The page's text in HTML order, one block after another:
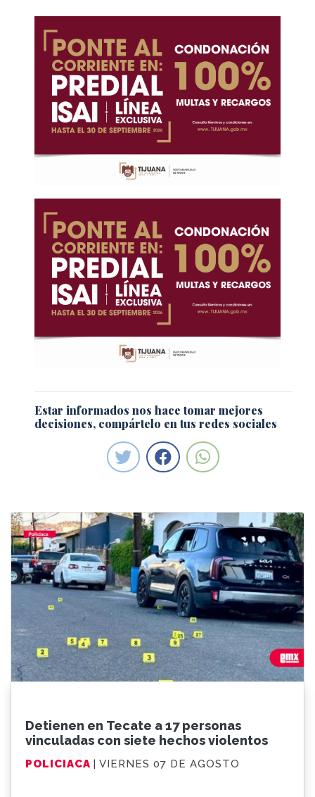
Detienen en Tecate a 17 personas
vinculadas con siete hechos violentos
POLICIACA | VIERNES 07 DE AGOSTO
Estar informados nos hace tomar mejores
decisiones, compártelo en tus redes sociales